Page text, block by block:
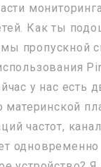
мониторинга
Как ты
пропускной
у нас есть
материнской
частот,
одновременно